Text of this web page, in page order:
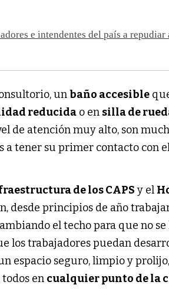
e intendentes del país a
unbaño accesible
reducida o en silla de
de atención muy alto, son
a tener su primer contacto con
de los CAPS y el
desde principios de año
el techo para que no
los trabajadores puedan
espacio seguro, limpio y
en cualquier punto de la